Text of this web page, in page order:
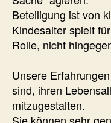
Beteiligung ist von
Kindesalter spielt
Rolle, nicht
Unsere
sind, ihren
mitzugestalten.